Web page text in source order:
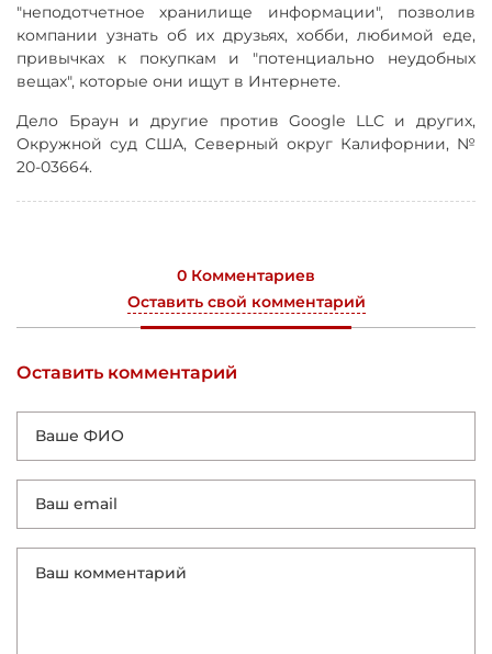
"неподотчетное хранилище информации", позволив
компании узнать об их друзьях, хобби, любимой еде,
привычках к покупкам и "потенциально неудобных
вещах", которые они ищут в Интернете.
Дело Браун и другие против Google LLC и других,
Окружной суд США, Северный округ Калифорнии, №
20-03664.
0 Комментариев
Оставить свой комментарий
Оставить комментарий